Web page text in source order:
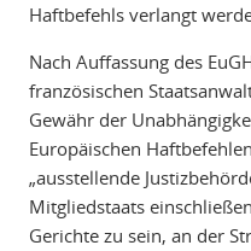
Haftbefehls verlangt
Nach Auffassung des
französischen
Gewähr der
Europäischen
„ausstellende
Mitgliedstaats
Gerichte zu sein, an der